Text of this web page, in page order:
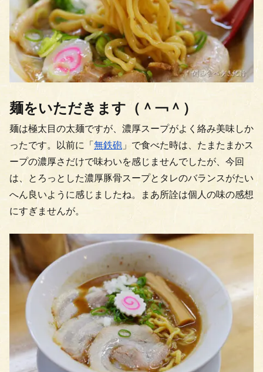
麺をいただきます（＾￢＾）
麺は極太目の太麺ですが、濃厚スープがよく絡み美味しか
ったです。以前に「 無鉄砲 」で食べた時は、たまたまかス
ープの濃厚さだけで味わいを感じませんでしたが、今回
は、とろっとした濃厚豚骨スープとタレのバランスがたい
へん良いように感じましたね。まあ所詮は個人の味の感想
にすぎませんが。